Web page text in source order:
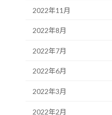
2022年11月
2022年8月
2022年7月
2022年6月
2022年3月
2022年2月